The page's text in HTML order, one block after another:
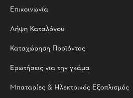
Επικοινωνία
Λήψη Καταλόγου
Καταχώρηση Προϊόντος
Ερωτήσεις για την γκάμα
Μπαταρίες & Ηλεκτρικός Εξοπλισμός